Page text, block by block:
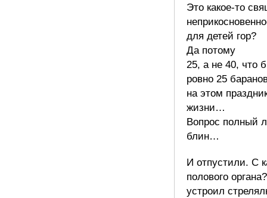
Это какое-то
для детей гор?
Да потому
25, а не 40, что
ровно 25
на этом
жизни…
Вопрос полный
блин…
И отпустили. С
полового
устроил